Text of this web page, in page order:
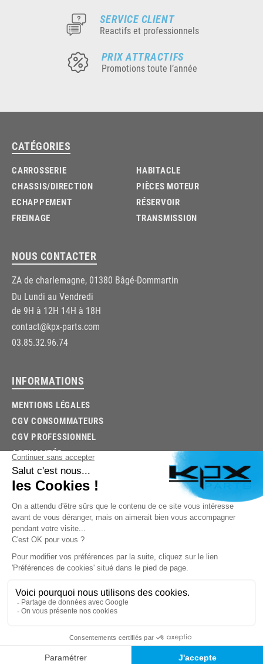
SERVICE CLIENT
Reactifs et professionnels
PRIX ATTRACTIFS
Promotions toute l’année
03.85.32.96.74
© 2026 -KPX PARTS- SITE CRÉÉ PARLET'S CLIC
CATÉGORIES
CARROSSERIE
CHASSIS/DIRECTION
ECHAPPEMENT
FREINAGE
HABITACLE
PIÈCES MOTEUR
RÉSERVOIR
TRANSMISSION
NOUS CONTACTER
ZA de charlemagne, 01380 Bâgé-Dommartin
Du Lundi au Vendredi
de 9H à 12H 14H à 18H
contact@kpx-parts.com
03.85.32.96.74
INFORMATIONS
MENTIONS LÉGALES
CGV CONSOMMATEURS
CGV PROFESSIONNEL
ACTUALITÉS
TROUVEZ LA BONNE PIÈCE RAPIDEMENT
03.85.32.96.74